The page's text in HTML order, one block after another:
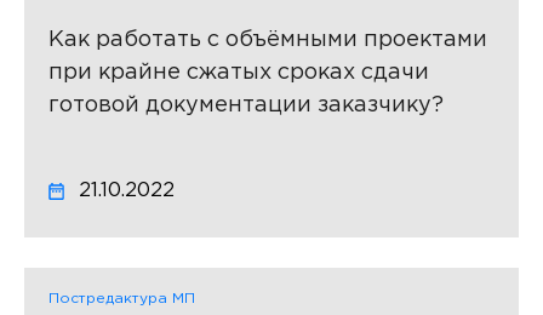
Как работать с объёмными проектами
при крайне сжатых сроках сдачи
готовой документации заказчику?
21.10.2022
Постредактура МП